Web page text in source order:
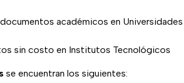
académicos en Universidades
sin costo en Institutos Tecnológicos
se encuentran los siguientes: